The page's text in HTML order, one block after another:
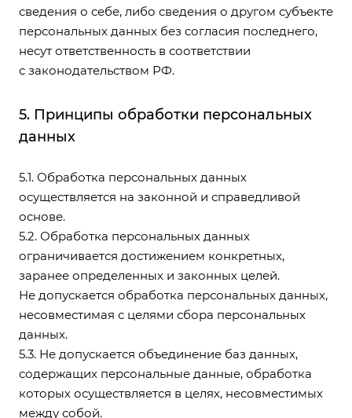
сведения о себе, либо сведения о другом субъекте
персональных данных без согласия последнего,
несут ответственность в соответствии
с законодательством РФ.
5. Принципы обработки персональных
данных
5.1. Обработка персональных данных
осуществляется на законной и справедливой
основе.
5.2. Обработка персональных данных
ограничивается достижением конкретных,
заранее определенных и законных целей.
Не допускается обработка персональных данных,
несовместимая с целями сбора персональных
данных.
5.3. Не допускается объединение баз данных,
содержащих персональные данные, обработка
которых осуществляется в целях, несовместимых
между собой.